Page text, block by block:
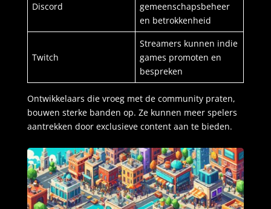
Discord
gemeenschapsbeheer
en betrokkenheid
Twitch
Streamers kunnen indie
games promoten en
bespreken
Ontwikkelaars die vroeg met de community praten,
bouwen sterke banden op. Ze kunnen meer spelers
aantrekken door exclusieve content aan te bieden.